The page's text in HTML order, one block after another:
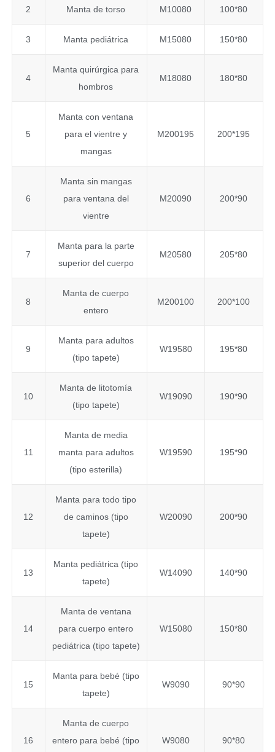
2 Manta de torso M10080 100*80
3 Manta pediátrica M15080 150*80
4
Manta quirúrgica para
hombros
M18080 180*80
5
Manta con ventana
para el vientre y
mangas
M200195 200*195
6
Manta sin mangas
para ventana del
vientre
M20090 200*90
7
Manta para la parte
superior del cuerpo
M20580 205*80
8
Manta de cuerpo
entero
M200100 200*100
9
Manta para adultos
(tipo tapete)
W19580 195*80
10
Manta de litotomía
(tipo tapete)
W19090 190*90
11
Manta de media
manta para adultos
(tipo esterilla)
W19590 195*90
12
Manta para todo tipo
de caminos (tipo
tapete)
W20090 200*90
13
Manta pediátrica (tipo
tapete)
W14090 140*90
14
Manta de ventana
para cuerpo entero
pediátrica (tipo tapete)
W15080 150*80
15
Manta para bebé (tipo
tapete)
W9090 90*90
16
Manta de cuerpo
entero para bebé (tipo
W9080 90*80